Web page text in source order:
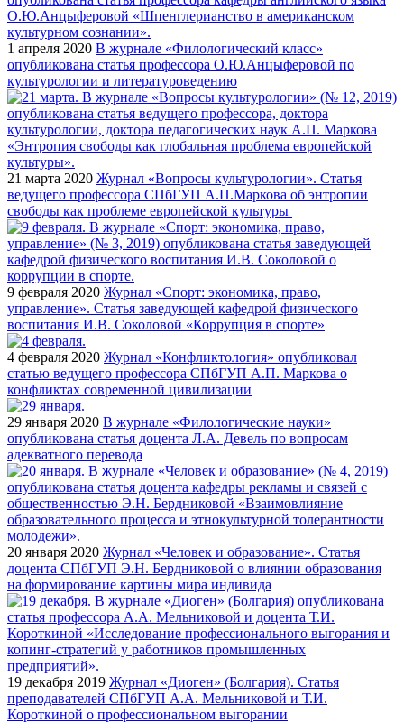
1 апреля 2020 В журнале «Филологический класс»
опубликована статья профессора О.Ю.Анцыферовой по
культурологии и литературоведению
21 марта 2020 Журнал «Вопросы культурологии». Статья
ведущего профессора СПбГУП А.П.Маркова об энтропии
свободы как проблеме европейской культуры
9 февраля 2020 Журнал «Спорт: экономика, право,
управление». Статья заведующей кафедрой физического
воспитания И.В. Соколовой «Коррупция в спорте»
4 февраля 2020 Журнал «Конфликтология» опубликовал
статью ведущего профессора СПбГУП А.П. Маркова о
конфликтах современной цивилизации
29 января 2020 В журнале «Филологические науки»
опубликована статья доцента Л.А. Девель по вопросам
адекватного перевода
20 января 2020 Журнал «Человек и образование». Статья
доцента СПбГУП Э.Н. Бердниковой о влиянии образования
на формирование картины мира индивида
19 декабря 2019 Журнал «Диоген» (Болгария). Статья
преподавателей СПбГУП А.А. Мельниковой и Т.И.
Короткиной о профессиональном выгорании